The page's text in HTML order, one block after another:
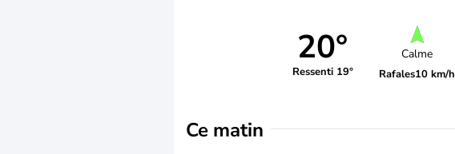
20°
Ressenti 19°
Calme
Rafales10 km/h
Ce matin